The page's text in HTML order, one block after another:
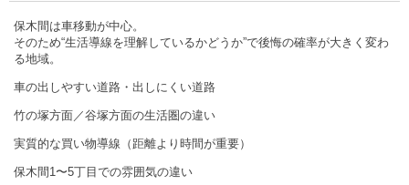
保木間は車移動が中心。
そのため“生活導線を理解しているかどうか”で後悔の確率が大きく変わ
る地域。
車の出しやすい道路・出しにくい道路
竹の塚方面／谷塚方面の生活圏の違い
実質的な買い物導線（距離より時間が重要）
保木間1〜5丁目での雰囲気の違い